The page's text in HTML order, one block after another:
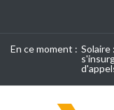
En ce moment : Solaire